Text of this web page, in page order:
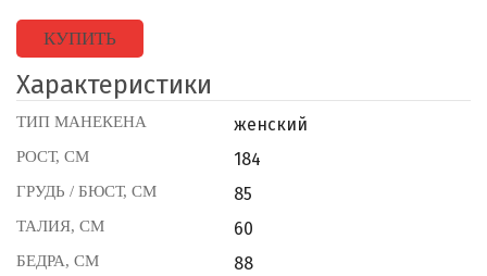
КУПИТЬ
Характеристики
ТИП МАНЕКЕНА женский
РОСТ, СМ 184
ГРУДЬ / БЮСТ, СМ 85
ТАЛИЯ, СМ 60
БЕДРА, СМ
88